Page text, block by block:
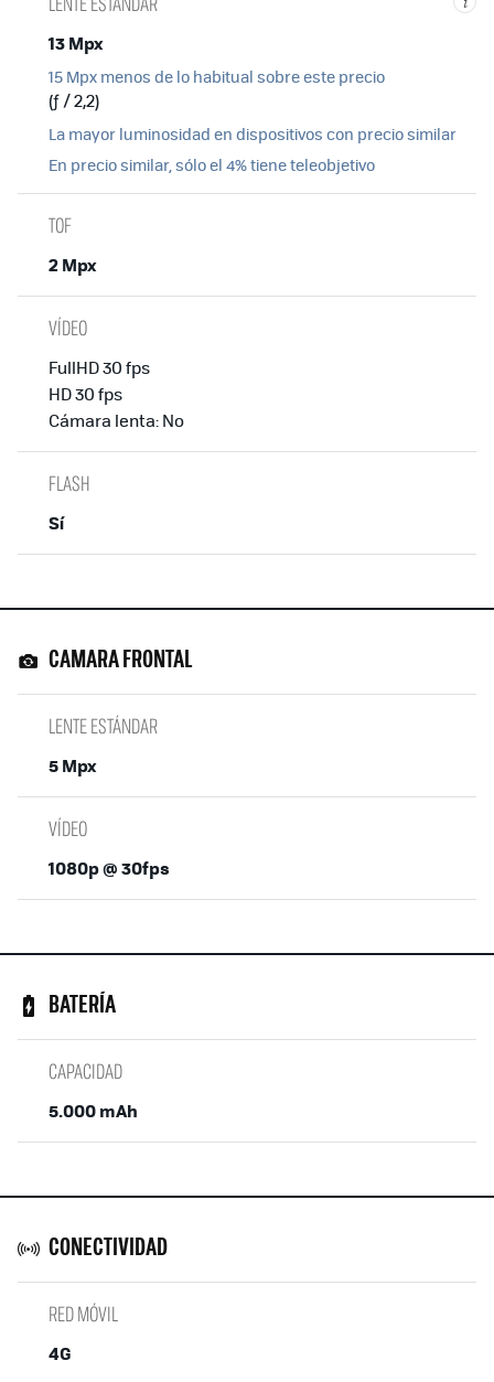
13 Mpx
15 Mpx menos de lo habitual sobre este precio
(ƒ / 2,2)
La mayor luminosidad en dispositivos con precio similar
En precio similar, sólo el 4% tiene teleobjetivo
TOF
2 Mpx
VÍDEO
FullHD 30 fps
HD 30 fps
Cámara lenta: No
FLASH
Sí
CAMARA FRONTAL
LENTE ESTÁNDAR
5 Mpx
VÍDEO
1080p @ 30fps
BATERÍA
CAPACIDAD
5.000 mAh
CONECTIVIDAD
RED MÓVIL
4G